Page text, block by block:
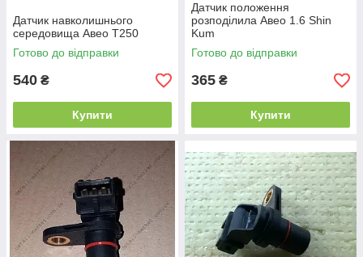
Датчик навколишнього
середовища Авео Т250
Готово до відправки
540 ₴
Купити
Датчик положення
розподілила Авео 1.6 Shin
Kum
Готово до відправки
365 ₴
Купити